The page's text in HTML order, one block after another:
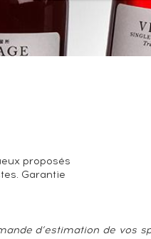
proposés
Garantie
d’estimation de vos